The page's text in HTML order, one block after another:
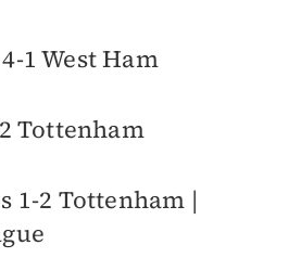
1 West Ham
Tottenham
1-2 Tottenham |